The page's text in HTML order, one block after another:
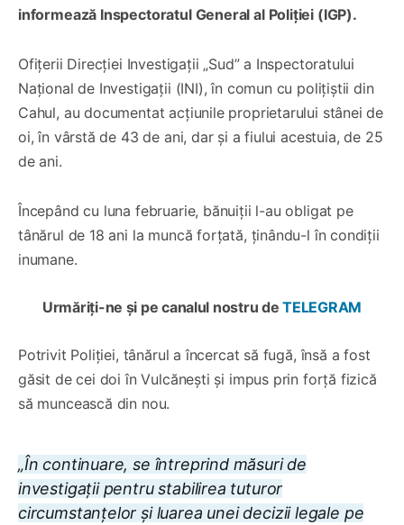
informează Inspectoratul General al Poliției (IGP).
Ofițerii Direcției Investigații „Sud” a Inspectoratului
Național de Investigații (INI), în comun cu polițiștii din
Cahul, au documentat acțiunile proprietarului stânei de
oi, în vârstă de 43 de ani, dar și a fiului acestuia, de 25
de ani.
Începând cu luna februarie, bănuiții l-au obligat pe
tânărul de 18 ani la muncă forțată, ținându-l în condiții
inumane.
Urmăriți-ne și pe canalul nostru deTELEGRAM
Potrivit Poliției, tânărul a încercat să fugă, însă a fost
găsit de cei doi în Vulcănești și impus prin forță fizică
să muncească din nou.
„În continuare, se întreprind măsuri de
investigații pentru stabilirea tuturor
circumstanțelor și luarea unei decizii legale pe